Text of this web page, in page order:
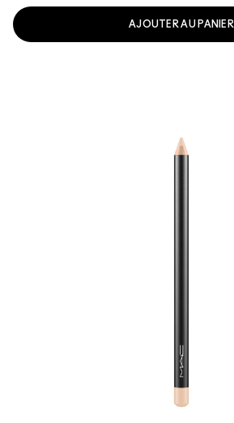
AJOUTER AU PANIER